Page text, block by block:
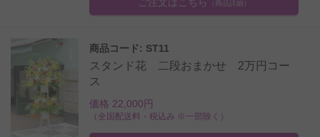
（商品詳細）
商品コード: ST11
スタンド花 二段おまかせ 2万円コー
ス
価格 22,000円
（全国配送料・税込み ※一部除く）